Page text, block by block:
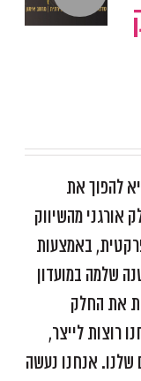
להפוך את
אורגני מהשיווק
באמצעות
שלמה במועדון
את החלק
רוצות לייצר,
שלנו. אנחנו נעשה